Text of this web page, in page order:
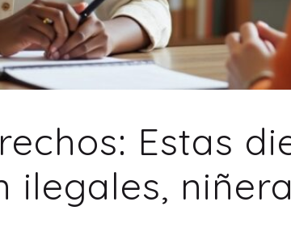
Estas
ilegales,